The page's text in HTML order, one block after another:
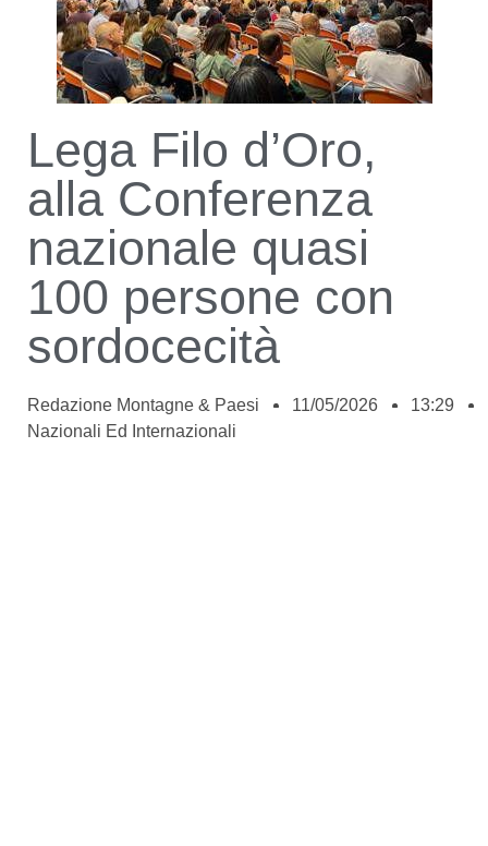
Lega Filo d’Oro,
alla Conferenza
nazionale quasi
100 persone con
sordocecità
Redazione Montagne & Paesi 11/05/2026
13:29
Nazionali Ed Internazionali